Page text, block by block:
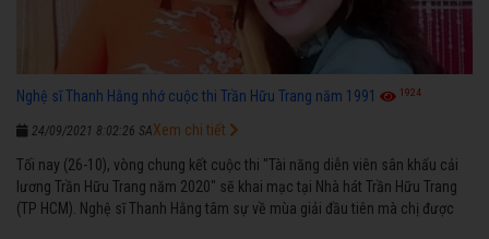
Nghệ sĩ Thanh Hằng nhớ cuộc thi Trần Hữu Trang năm 1991 1924
24/09/2021 8:02:26 SA
Tối nay (26-10), vòng chung kết cuộc thi "Tài năng diễn viên sân khấu cải
lương Trần Hữu Trang năm 2020" sẽ khai mạc tại Nhà hát Trần Hữu Trang
(TP HCM). Nghệ sĩ Thanh Hằng tâm sự về mùa giải đầu tiên mà chị được
Xem chi tiết